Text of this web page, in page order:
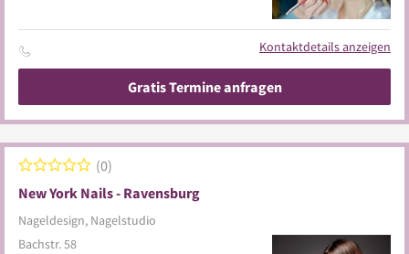
Kontaktdetails anzeigen
Gratis Termine anfragen
New York Nails - Ravensburg
Nageldesign, Nagelstudio
0
Bachstr. 58